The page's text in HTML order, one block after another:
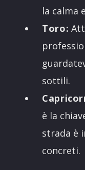
la calma
Toro:
sottili.
è la
strada è
concreti.